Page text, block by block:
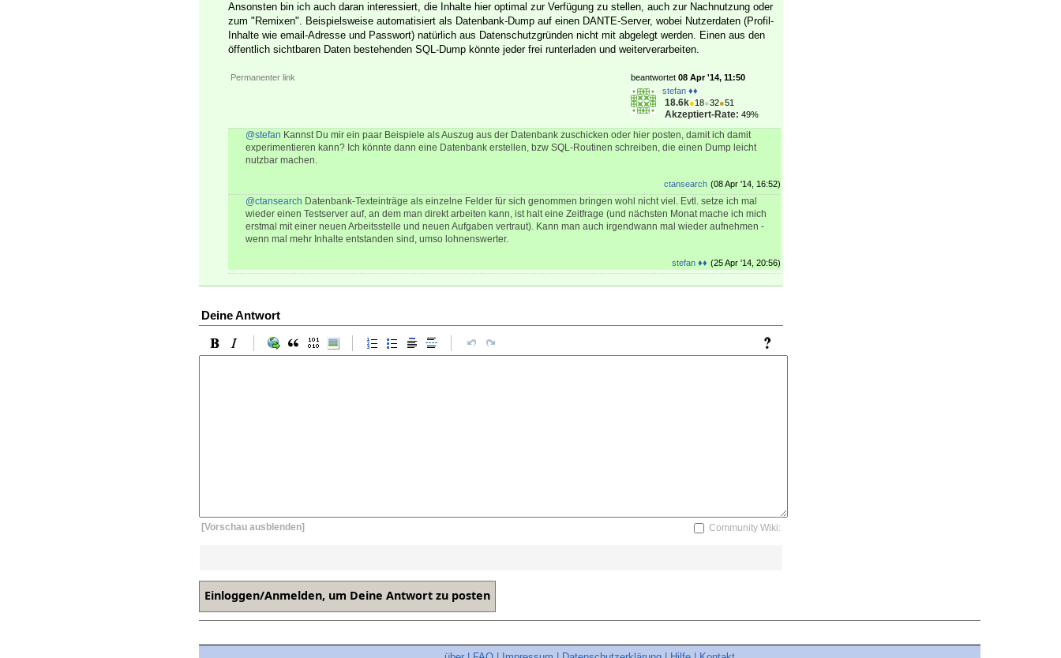
Ansonsten bin ich auch daran interessiert, die Inhalte hier optimal zur Verfügung zu stellen, auch zur Nachnutzung oder
zum "Remixen". Beispielsweise automatisiert als Datenbank-Dump auf einen DANTE-Server, wobei Nutzerdaten (Profil-
Inhalte wie email-Adresse und Passwort) natürlich aus Datenschutzgründen nicht mit abgelegt werden. Einen aus den
öffentlich sichtbaren Daten bestehenden SQL-Dump könnte jeder frei runterladen und weiterverarbeiten.
Permanenter link beantwortet 08 Apr '14, 11:50
stefan ♦♦
18.6k●18●32●51
Akzeptiert-Rate: 49%
@stefan Kannst Du mir ein paar Beispiele als Auszug aus der Datenbank zuschicken oder hier posten, damit ich damit
experimentieren kann? Ich könnte dann eine Datenbank erstellen, bzw SQL-Routinen schreiben, die einen Dump leicht
nutzbar machen.
(08 Apr '14, 16:52)
ctansearch
@ctansearch Datenbank-Texteinträge als einzelne Felder für sich genommen bringen wohl nicht viel. Evtl. setze ich mal
wieder einen Testserver auf, an dem man direkt arbeiten kann, ist halt eine Zeitfrage (und nächsten Monat mache ich mich
erstmal mit einer neuen Arbeitsstelle und neuen Aufgaben vertraut). Kann man auch irgendwann mal wieder aufnehmen -
wenn mal mehr Inhalte entstanden sind, umso lohnenswerter.
(25 Apr '14, 20:56)
stefan ♦♦
Deine Antwort
[Vorschau ausblenden] Community Wiki: